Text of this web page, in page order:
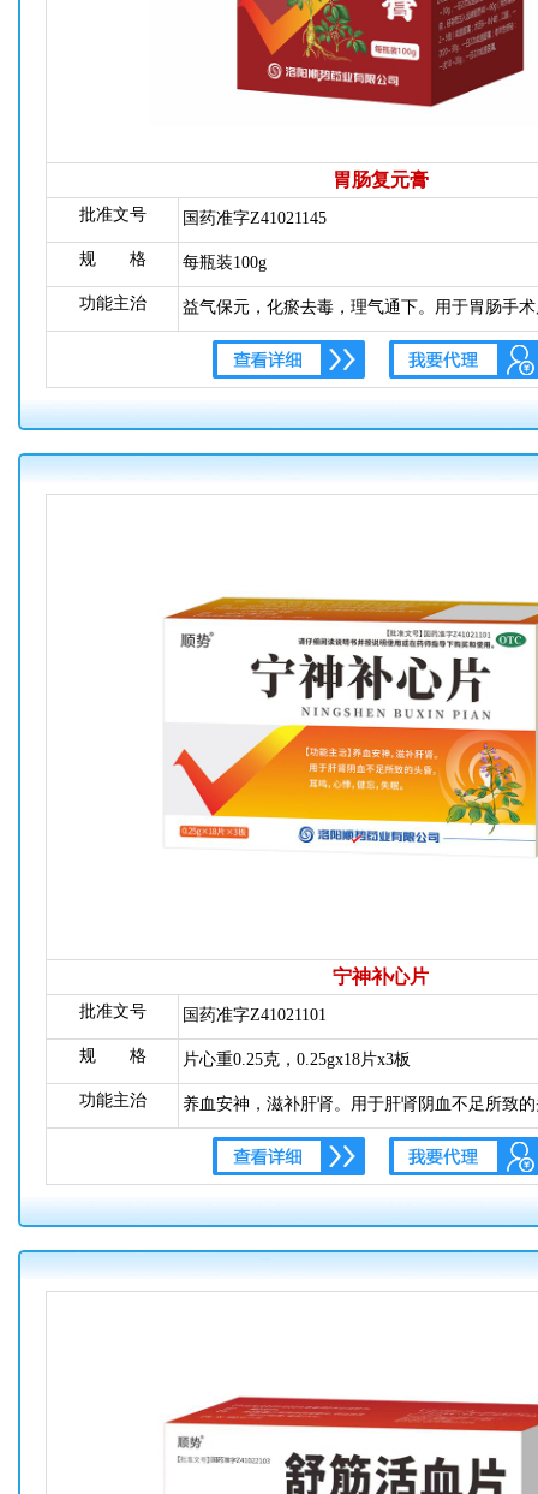
胃肠复元膏
批准文号 国药准字Z41021145
规 格 每瓶装100g
功能主治
益气保元，化瘀去毒，理气通下。用于胃肠手
弱，老年性慢性便秘，气虚腹胀等症。
宁神补心片
批准文号 国药准字Z41021101
规 格 片心重0.25克，0.25gx18片x3板
功能主治
养血安神，滋补肝肾。用于肝肾阴血不足所致
健忘，失眠。